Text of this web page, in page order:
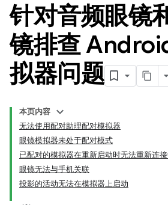
针对音频眼镜
镜排查
拟器问题
本页内容
无法使用配对助理配对模拟器
眼镜模拟器未处于配对模式
已配对的模拟器在重新启动时无法重新连
眼镜无法与手机关联
投影的活动无法在模拟器上启动